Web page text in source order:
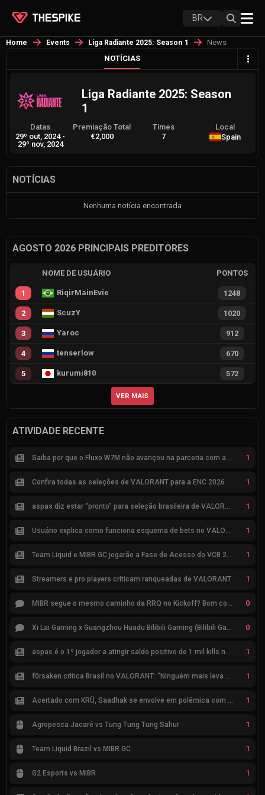
BR
Home Events Liga Radiante 2025: Season 1
News
NOTÍCIAS
Liga Radiante 2025: Season
1
Datas
29º out, 2024 -
29º nov, 2024
Premiação Total
€2,000
Times
7
Local
Spain
NOTÍCIAS
Nenhuma notícia encontrada
AGOSTO 2026 PRINCIPAIS PREDITORES
NOME DE USUÁRIO PONTOS
1 RiqirMainEvie 1248
2 ScuzY 1020
3 Yaroc 912
4 tenserlow 670
5 kurumi810 572
VER MAIS
ATIVIDADE RECENTE
Saiba por que o Fluxo W7M não avançou na parceria com a Riot 1
Confira todas as seleções de VALORANT para a ENC 2026 1
aspas diz estar “pronto” para seleção brasileira de VALORANT 1
Usuário explica como funciona esquema de bets no VALORANT 1
Team Liquid e MIBR GC jogarão a Fase de Acesso do VCB 2026 1
Streamers e pro players criticam ranqueadas de VALORANT 1
MIBR segue o mesmo caminho da RRQ no Kickoff? Bom começo, mas risco de eliminação hoje 0
Xi Lai Gaming x Guangzhou Huadu Bilibili Gaming (Bilibili Gaming) 0
aspas é o 1º jogador a atingir saldo positivo de 1 mil kills no VCT 1
f0rsaken critica Brasil no VALORANT: “Ninguém mais leva a sério” 1
Acertado com KRÜ, Saadhak se envolve em polêmica com keznit 1
Agropesca Jacaré vs Tung Tung Tung Sahur 1
Team Liquid Brazil vs MIBR GC 1
G2 Esports vs MIBR 1